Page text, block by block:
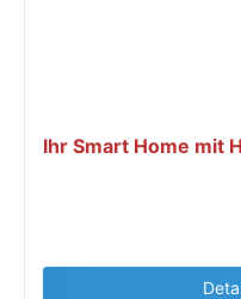
Ihr Smart Home mit